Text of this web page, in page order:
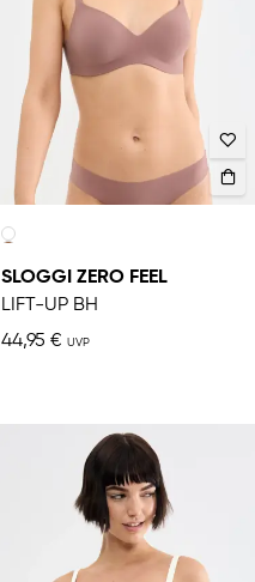
SLOGGI ZERO FEEL
LIFT-UP BH
44,95 €